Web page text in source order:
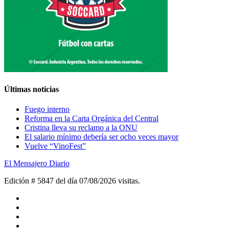
Últimas noticias
Fuego interno
Reforma en la Carta Orgánica del Central
Cristina lleva su reclamo a la ONU
El salario mínimo debería ser ocho veces mayor
Vuelve “VinoFest”
El Mensajero Diario
Edición # 5847 del día 07/08/2026 visitas.